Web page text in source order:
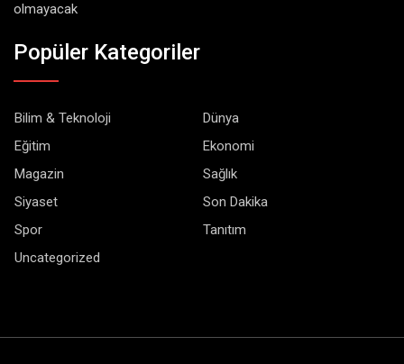
olmayacak
Popüler Kategoriler
Bilim & Teknoloji
Dünya
Eğitim
Ekonomi
Magazin
Sağlık
Siyaset
Son Dakika
Spor
Tanıtım
Uncategorized